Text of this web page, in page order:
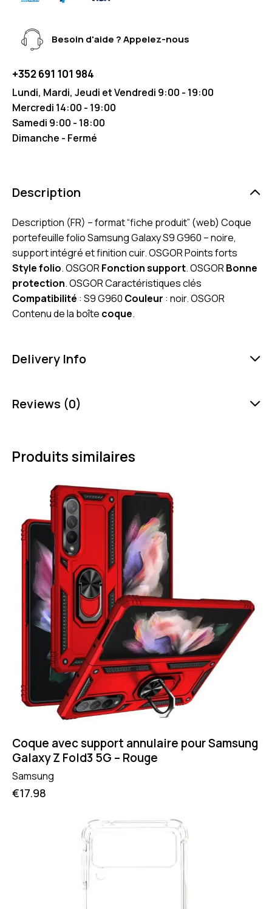
Besoin d'aide ? Appelez-nous
+352 691 101 984
Lundi, Mardi, Jeudi et Vendredi 9:00 - 19:00
Mercredi 14:00 - 19:00
Samedi 9:00 - 18:00
Dimanche - Fermé
Description
Description (FR) – format “fiche produit” (web) Coque
portefeuille folio Samsung Galaxy S9 G960 – noire,
support intégré et finition cuir. OSGOR Points forts
Style folio. OSGORFonction support. OSGORBonne
protection. OSGOR Caractéristiques clés
Compatibilité : S9 G960 Couleur : noir. OSGOR
Contenu de la boîte coque.
Delivery Info
Reviews (0)
Produits similaires
Coque avec support annulaire pour Samsung
Galaxy Z Fold3 5G – Rouge
Samsung
€17.98